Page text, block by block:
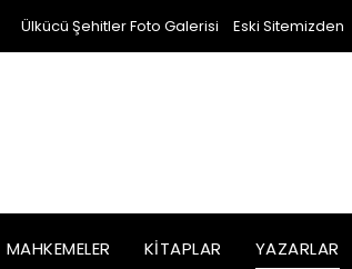
Ülkücü Şehitler Foto Galerisi Eski Sitemizden
MAHKEMELER KITAPLAR YAZARLAR